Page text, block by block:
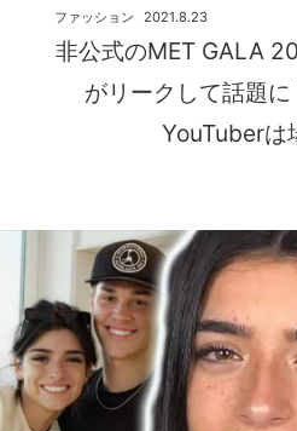
非公式のMET GALA
がリークして話題
YouTuberは
2021.8.23
ファッション